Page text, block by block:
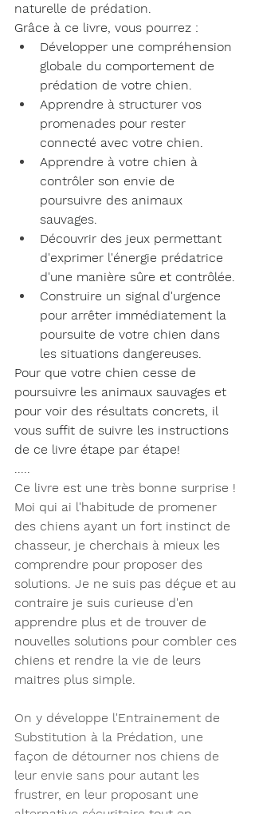
naturelle de prédation.
Grâce à ce livre, vous pourrez :
Développer une compréhension
globale du comportement de
prédation de votre chien.
Apprendre à structurer vos
promenades pour rester
connecté avec votre chien.
Apprendre à votre chien à
contrôler son envie de
poursuivre des animaux
sauvages.
Découvrir des jeux permettant
d'exprimer l'énergie prédatrice
d'une manière sûre et contrôlée.
Construire un signal d'urgence
pour arrêter immédiatement la
poursuite de votre chien dans
les situations dangereuses.
Pour que votre chien cesse de
poursuivre les animaux sauvages et
pour voir des résultats concrets, il
vous suffit de suivre les instructions
de ce livre étape par étape!
.....
Ce livre est une très bonne surprise !
Moi qui ai l'habitude de promener
des chiens ayant un fort instinct de
chasseur, je cherchais à mieux les
comprendre pour proposer des
solutions. Je ne suis pas déçue et au
contraire je suis curieuse d'en
apprendre plus et de trouver de
nouvelles solutions pour combler ces
chiens et rendre la vie de leurs
maitres plus simple.
On y développe l'Entrainement de
Substitution à la Prédation, une
façon de détourner nos chiens de
leur envie sans pour autant les
frustrer, en leur proposant une